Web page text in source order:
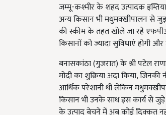
जम्मू-कश्मीर के शहद उत्पादक
अन्य किसान भी मधुमक्खीपालन से
की स्कीम के तहत खोले जा रहे
किसानों को ज्यादा सुविधाएं होगी
बनासकांठा (गुजरात) के श्री पटेल
मोदी का शुक्रिया अदा किया,
आर्थिक परेशानी थी लेकिन
किसान भी उनके साथ इस कार्य से जुड़े